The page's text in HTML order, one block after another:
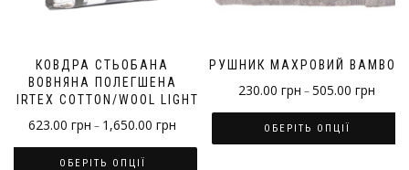
КОВДРА СТЬОБАНА
ВОВНЯНА ПОЛЕГШЕНА
MIRTEX COTTON/WOOL LIGHT
623.00 грн – 1,650.00 грн
ОБЕРІТЬ ОПЦІЇ
РУШНИК МАХРОВИЙ BAMBOO
230.00 грн –505.00 грн
ОБЕРІТЬ ОПЦІЇ